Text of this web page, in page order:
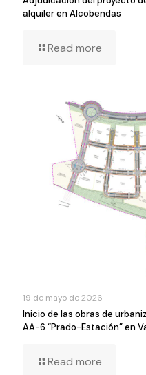
alquiler en Alcobendas
Read more
19 de mayo de 2026
Inicio de las obras de
AA-6 “Prado-Estación” en
Read more